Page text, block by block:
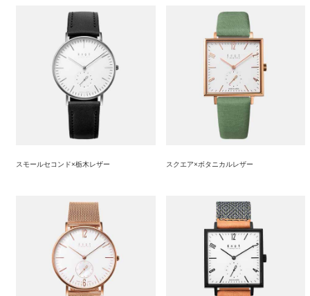
スモールセコンド×栃木レザー スクエア×ボタニカルレザー